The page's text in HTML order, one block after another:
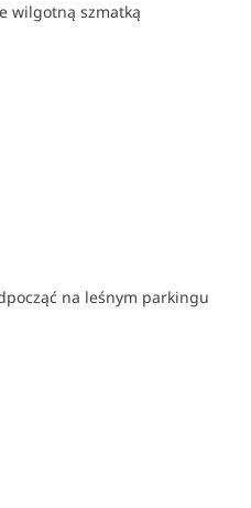
wilgotną szmatką
na leśnym parkingu